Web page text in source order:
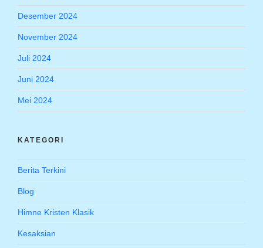
Desember 2024
November 2024
Juli 2024
Juni 2024
Mei 2024
KATEGORI
Berita Terkini
Blog
Himne Kristen Klasik
Kesaksian